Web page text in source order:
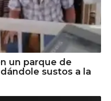
un parque de
sustos a la